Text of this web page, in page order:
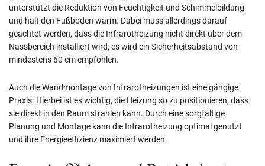
unterstützt die Reduktion von Feuchtigkeit und Schimmelbildung
und hält den Fußboden warm. Dabei muss allerdings darauf
geachtet werden, dass die Infrarotheizung nicht direkt über dem
Nassbereich installiert wird; es wird ein Sicherheitsabstand von
mindestens 60 cm empfohlen.
Auch die Wandmontage von Infrarotheizungen ist eine gängige
Praxis. Hierbei ist es wichtig, die Heizung so zu positionieren, dass
sie direkt in den Raum strahlen kann. Durch eine sorgfältige
Planung und Montage kann die Infrarotheizung optimal genutzt
und ihre Energieeffizienz maximiert werden.